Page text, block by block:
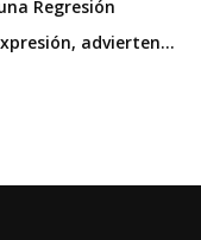
Regresión
advierten…